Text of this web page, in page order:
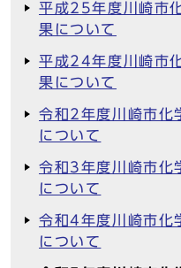
平成25年度川崎市
果について
平成24年度川崎市
果について
令和2年度川崎市化
について
令和3年度川崎市化
について
令和4年度川崎市化
について